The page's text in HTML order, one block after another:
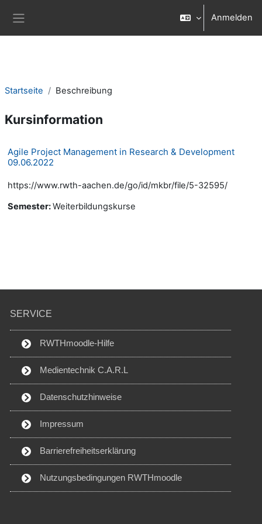
Anmelden
Startseite Beschreibung
Kursinformation
Agile Project Management in Research & Development
09.06.2022
https://www.rwth-aachen.de/go/id/mkbr/file/5-32595/
Semester:Weiterbildungskurse
SERVICE
RWTHmoodle-Hilfe
Medientechnik C.A.R.L
Datenschutzhinweise
Impressum
Barrierefreiheitserklärung
Nutzungsbedingungen RWTHmoodle